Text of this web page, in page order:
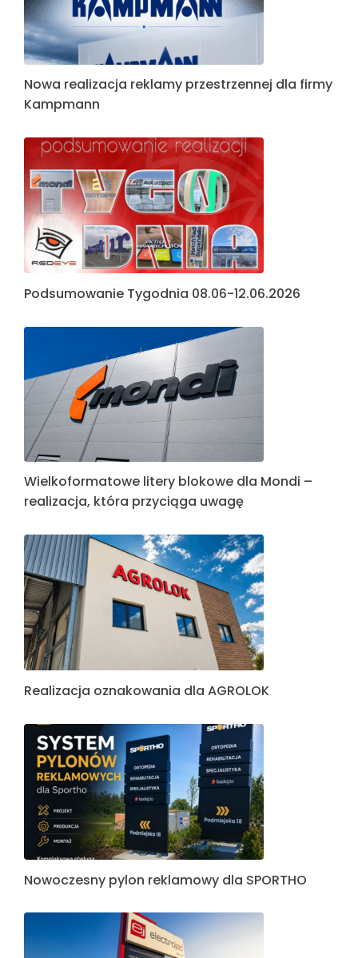
Nowa realizacja reklamy przestrzennej dla firmy
Kampmann
Podsumowanie Tygodnia 08.06-12.06.2026
Wielkoformatowe litery blokowe dla Mondi –
realizacja, która przyciąga uwagę
Realizacja oznakowania dla AGROLOK
Nowoczesny pylon reklamowy dla SPORTHO